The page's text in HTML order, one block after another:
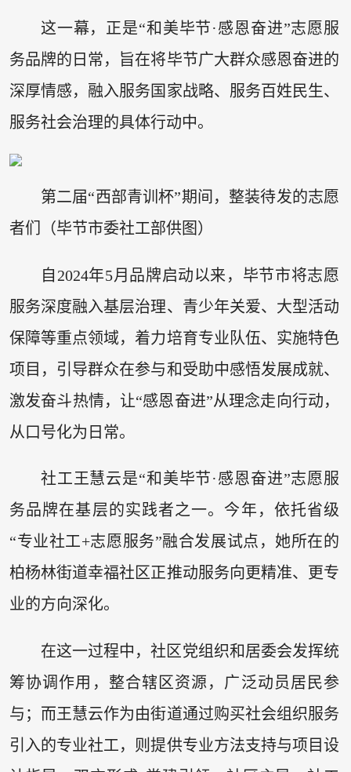
这一幕，正是“和美毕节·感恩奋进”志愿服
务品牌的日常，旨在将毕节广大群众感恩奋进的
深厚情感，融入服务国家战略、服务百姓民生、
服务社会治理的具体行动中。
第二届“西部青训杯”期间，整装待发的志愿
者们（毕节市委社工部供图）
自2024年5月品牌启动以来，毕节市将志愿
服务深度融入基层治理、青少年关爱、大型活动
保障等重点领域，着力培育专业队伍、实施特色
项目，引导群众在参与和受助中感悟发展成就、
激发奋斗热情，让“感恩奋进”从理念走向行动，
从口号化为日常。
社工王慧云是“和美毕节·感恩奋进”志愿服
务品牌在基层的实践者之一。今年，依托省级
“专业社工+志愿服务”融合发展试点，她所在的
柏杨林街道幸福社区正推动服务向更精准、更专
业的方向深化。
在这一过程中，社区党组织和居委会发挥统
筹协调作用，整合辖区资源，广泛动员居民参
与；而王慧云作为由街道通过购买社会组织服务
引入的专业社工，则提供专业方法支持与项目设